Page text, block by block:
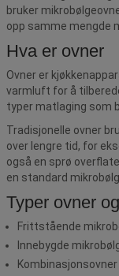
bruker
opp samme mengde
Hva er ovner
Ovner er
varmluft for å
typer matlaging som
Tradisjonelle ovner
over lengre tid, for
også en sprø
en standard
Typer ovner
Frittstående
Innebygde
Kombinasjonsovner